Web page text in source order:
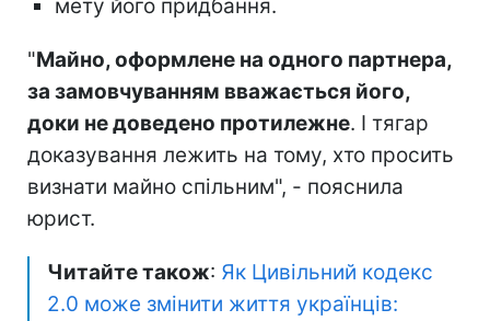
мету його придбання.
"Майно, оформлене на одного партнера,
за замовчуванням вважається його,
доки не доведено протилежне. І тягар
доказування лежить на тому, хто просить
визнати майно спільним", - пояснила
юрист.
Читайте також: Як Цивільний кодекс
2.0 може змінити життя українців: